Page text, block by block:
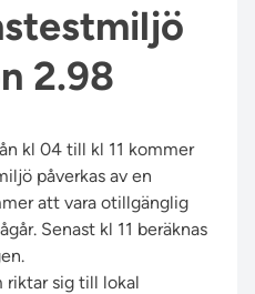
2.98
kl 04 till kl 11 kommer
påverkas av en
att vara otillgänglig
Senast kl 11 beräknas
riktar sig till lokal